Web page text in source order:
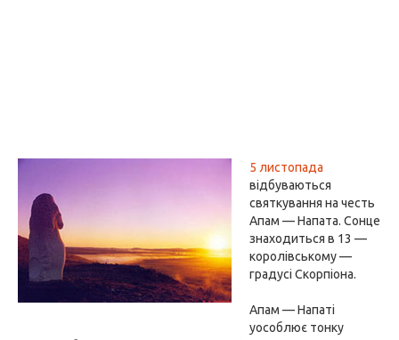
5 листопада
відбуваються
святкування на честь
Апам — Напата. Сонце
знаходиться в 13 —
королівському —
градусі Скорпіона.
Апам — Напаті
уособлює тонку